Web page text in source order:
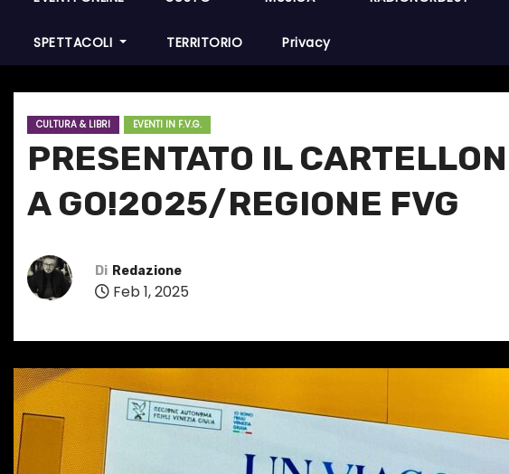
SPETTACOLI TERRITORIO Privacy
CULTURA & LIBRI EVENTI IN F.V.G.
PRESENTATO IL
A GO!2025/REGIONE FVG
Di Redazione
Feb 1, 2025